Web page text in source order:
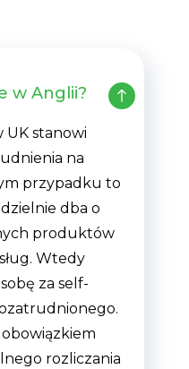
w Anglii?
UK stanowi
na
przypadku to
dba o
produktów
Wtedy
za self-
obowiązkiem
rozliczania